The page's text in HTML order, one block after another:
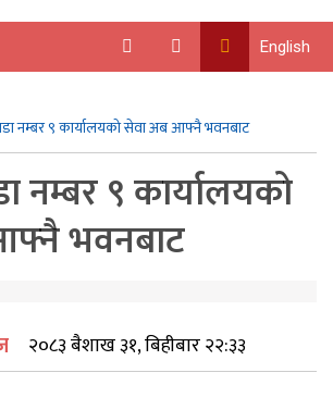
English
नम्बर ९ कार्यालयको सेवा अब आफ्नै भवनबाट
नम्बर ९ कार्यालयको
भवनबाट
२०८३ बैशाख ३१, बिहीबार २२:३३